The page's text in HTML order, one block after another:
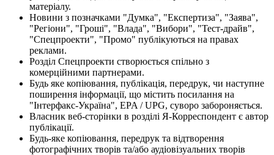
матеріалу.
Новини з позначками "Думка", "Експертиза", "Заява",
"Регіони", "Гроші", "Влада", "Вибори", "Тест-драйв",
"Спецпроекти", "Промо" публікуються на правах
реклами.
Розділ Спецпроекти створюється спільно з
комерційними партнерами.
Будь яке копіювання, публікація, передрук, чи наступне
поширення інформації, що містить посилання на
"Інтерфакс-Україна", EPA / UPG, суворо забороняється.
Власник веб-сторінки в розділі Я-Корреспондент є автор
публікації.
Будь-яке копіювання, передрук та відтворення
фотографічних творів та/або аудіовізуальних творів